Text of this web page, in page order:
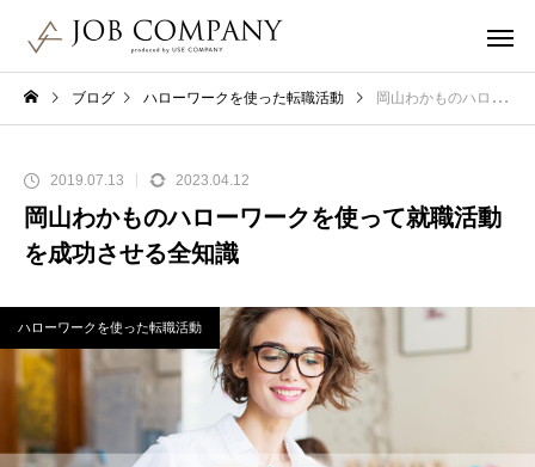
ブログ ハローワークを使った転職活動 岡山わかものハローワークを使って就職活動を成功させる全知識
2019.07.13 2023.04.12
岡山わかものハローワークを使って就職活動
を成功させる全知識
ハローワークを使った転職活動